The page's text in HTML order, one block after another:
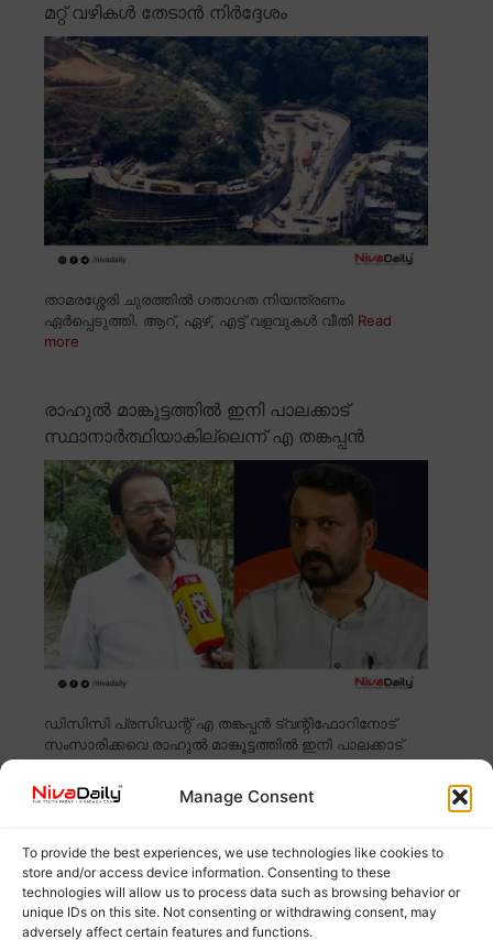
Manage Consent
To provide the best experiences, we use technologies like cookies to
store and/or access device information. Consenting to these
technologies will allow us to process data such as browsing behavior or
unique IDs on this site. Not consenting or withdrawing consent, may
adversely affect certain features and functions.
മറ്റ് വഴികൾ തേടാൻ നിർദ്ദേശം
താമരശ്ശേരി ചുരത്തിൽ ഗതാഗത നിയന്ത്രണം
ഏർപ്പെടുത്തി. ആറ്, ഏഴ്, എട്ട് വളവുകൾ വീതി Read
more
രാഹുൽ മാങ്കൂട്ടത്തിൽ ഇനി പാലക്കാട്
സ്ഥാനാർത്ഥിയാകില്ലെന്ന് എ തങ്കപ്പൻ
ഡിസിസി പ്രസിഡന്റ് എ തങ്കപ്പൻ ട്വന്റിഫോറിനോട്
സംസാരിക്കവെ രാഹുൽ മാങ്കൂട്ടത്തിൽ ഇനി പാലക്കാട്
Read more
രാഹുലിന് ഒളിവിൽ കഴിയാൻ സഹായം
നൽകുന്നത് കോൺഗ്രസെന്ന് ആരോപണം